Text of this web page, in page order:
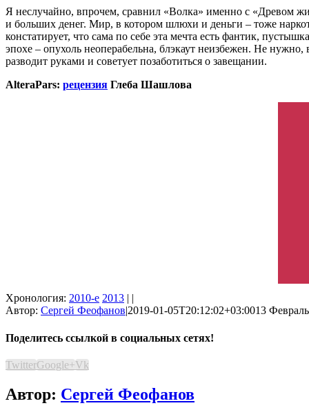
Я неслучайно, впрочем, сравнил «Волка» именно с «Древом
и больших денег. Мир, в котором шлюхи и деньги – тоже
констатирует, что сама по себе эта мечта есть фантик,
эпохе – опухоль неоперабельна, блэкаут неизбежен. Не нужно,
разводит руками и советует позаботиться о завещании.
AlteraPars: рецензия Глеба Шашлова
Хронология: 2010-е 2013 | |
Автор: Сергей Феофанов|2019-01-05T20:12:02+03:0013
Поделитесь ссылкой в социальных сетях!
TwitterGoogle+Vk
Автор: Сергей Феофанов